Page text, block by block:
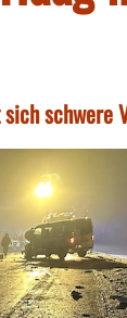
schwere